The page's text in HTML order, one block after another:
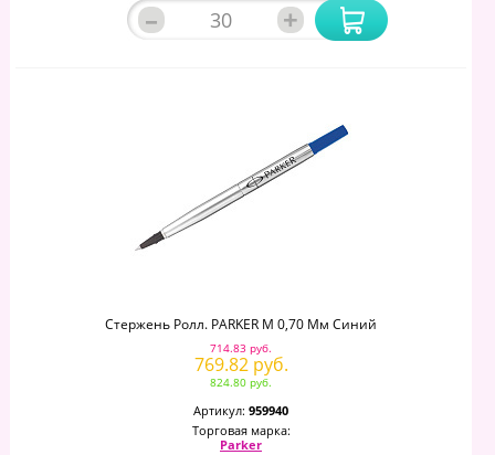
– +
Стержень Ролл. PARKER M 0,70 Мм Синий
714.83 руб.
769.82 руб.
824.80 руб.
Артикул: 959940
Торговая марка:
Parker